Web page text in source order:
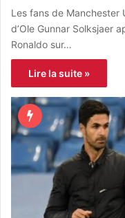
Les fans de Manchester
d’Ole Gunnar Solksjaer
Ronaldo sur…
Lire la suite »